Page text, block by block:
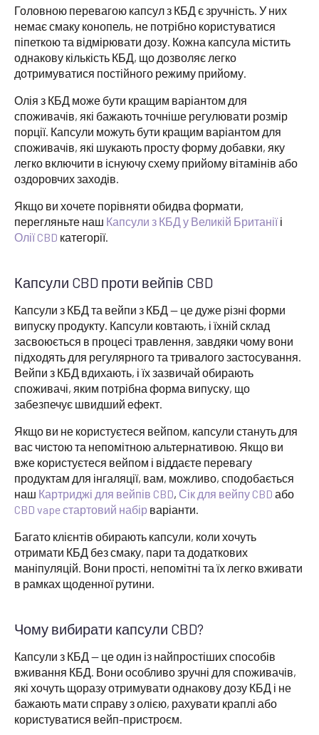
Головною перевагою капсул з КБД є зручність. У них
немає смаку конопель, не потрібно користуватися
піпеткою та відмірювати дозу. Кожна капсула містить
однакову кількість КБД, що дозволяє легко
дотримуватися постійного режиму прийому.
Олія з КБД може бути кращим варіантом для
споживачів, які бажають точніше регулювати розмір
порції. Капсули можуть бути кращим варіантом для
споживачів, які шукають просту форму добавки, яку
легко включити в існуючу схему прийому вітамінів або
оздоровчих заходів.
Якщо ви хочете порівняти обидва формати,
перегляньте наш Капсули з КБД у Великій Британіїі
Олії CBD категорії.
Капсули CBD проти вейпів CBD
Капсули з КБД та вейпи з КБД — це дуже різні форми
випуску продукту. Капсули ковтають, і їхній склад
засвоюється в процесі травлення, завдяки чому вони
підходять для регулярного та тривалого застосування.
Вейпи з КБД вдихають, і їх зазвичай обирають
споживачі, яким потрібна форма випуску, що
забезпечує швидший ефект.
Якщо ви не користуєтеся вейпом, капсули стануть для
вас чистою та непомітною альтернативою. Якщо ви
вже користуєтеся вейпом і віддаєте перевагу
продуктам для інгаляції, вам, можливо, сподобається
наш Картриджі для вейпів CBD, Сік для вейпу CBD або
CBD vape стартовий набір варіанти.
Багато клієнтів обирають капсули, коли хочуть
отримати КБД без смаку, пари та додаткових
маніпуляцій. Вони прості, непомітні та їх легко вживати
в рамках щоденної рутини.
Чому вибирати капсули CBD?
Капсули з КБД — це один із найпростіших способів
вживання КБД. Вони особливо зручні для споживачів,
які хочуть щоразу отримувати однакову дозу КБД і не
бажають мати справу з олією, рахувати краплі або
користуватися вейп-пристроєм.